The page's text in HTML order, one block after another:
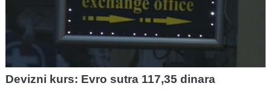
Devizni kurs: Evro sutra 117,35 dinara